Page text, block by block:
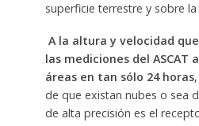
superficie terrestre y sobre
A la altura y velocidad
las mediciones del ASCAT
áreas en tan sólo 24 horas
de que existan nubes o sea
de alta precisión es el